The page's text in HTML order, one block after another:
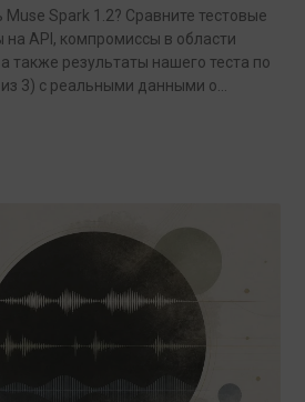
Muse Spark 1.2? Сравните тестовые
API, компромиссы в области
также результаты нашего теста по
3) с реальными данными о